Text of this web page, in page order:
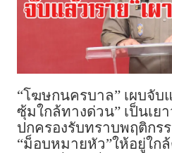
“โฆษกนครบาล” เผบจับ
ซุ้มใกล้ทางด่วน” เป็นเย
ปกครองรับทราบพฤติกร
“ม็อบหมายหัว”ให้อยู่ใก